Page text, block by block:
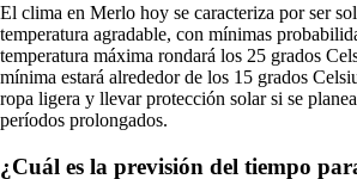
El clima en Merlo hoy se caracteriza por ser
temperatura agradable, con mínimas
temperatura máxima rondará los 25 grados
mínima estará alrededor de los 15 grados
ropa ligera y llevar protección solar si se
períodos prolongados.
¿Cuál es la previsión del tiempo